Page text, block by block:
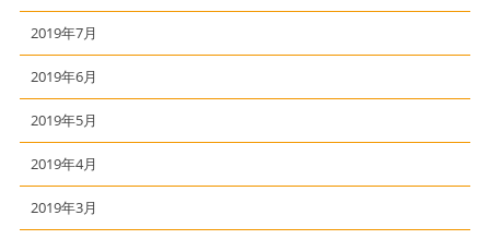
2019年7月
2019年6月
2019年5月
2019年4月
2019年3月